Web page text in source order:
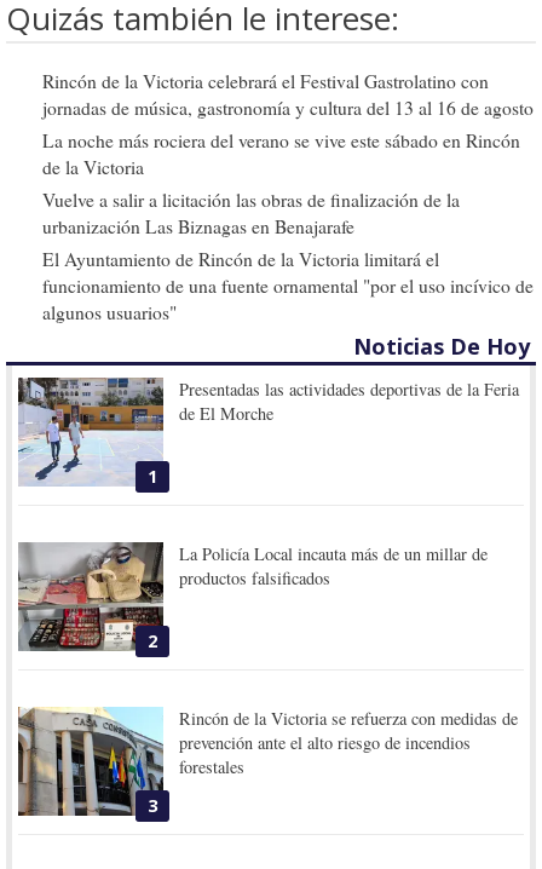
Quizás también le interese:
Rincón de la Victoria celebrará el Festival Gastrolatino con
jornadas de música, gastronomía y cultura del 13 al 16 de agosto
La noche más rociera del verano se vive este sábado en Rincón
de la Victoria
Vuelve a salir a licitación las obras de finalización de la
urbanización Las Biznagas en Benajarafe
El Ayuntamiento de Rincón de la Victoria limitará el
funcionamiento de una fuente ornamental "por el uso incívico de
algunos usuarios"
Noticias De Hoy
1
Presentadas las actividades deportivas de la Feria
de El Morche
2
La Policía Local incauta más de un millar de
productos falsificados
3
Rincón de la Victoria se refuerza con medidas de
prevención ante el alto riesgo de incendios
forestales